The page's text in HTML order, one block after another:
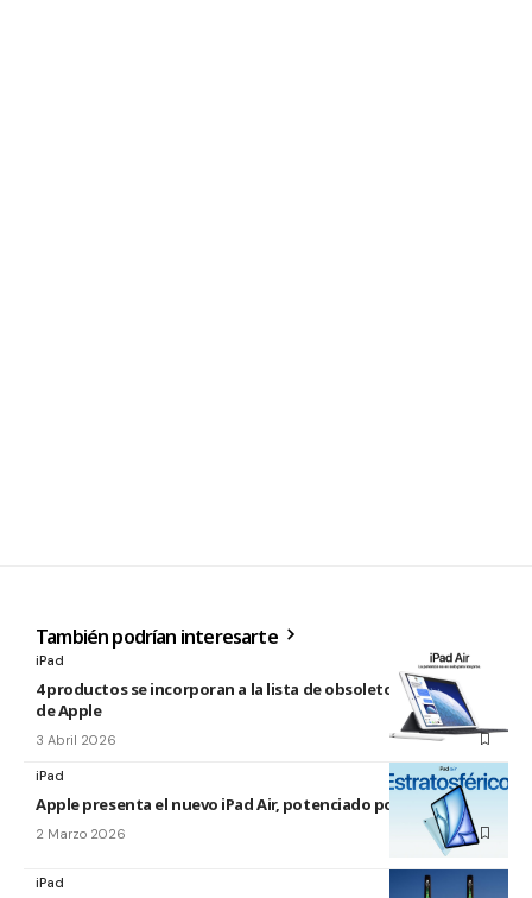
También podrían interesarte
iPad
4 productos se incorporan a la lista de obsoletos y antiguos
de Apple
3 Abril 2026
iPad
Apple presenta el nuevo iPad Air, potenciado por el M4
2 Marzo 2026
iPad